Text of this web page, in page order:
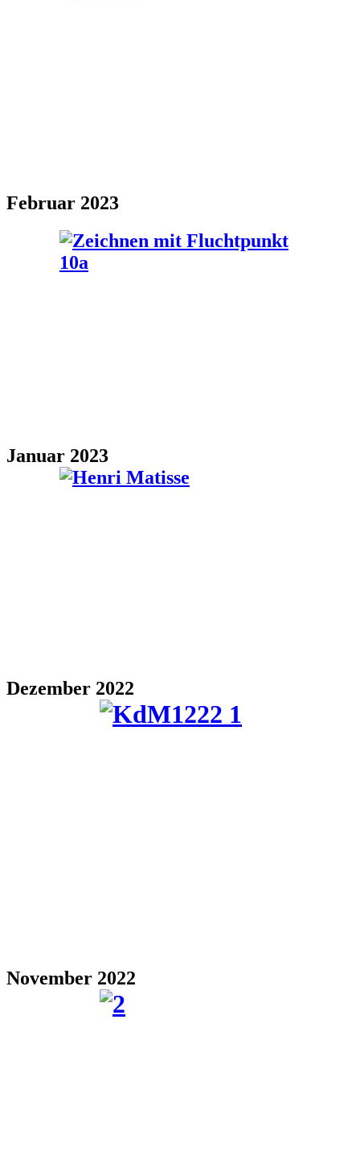
Februar 2023
Januar 2023
Dezember 2022
November 2022